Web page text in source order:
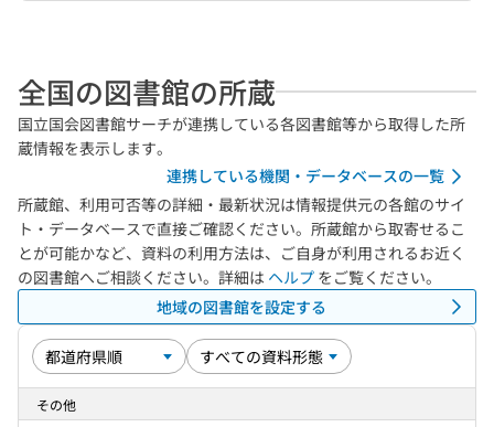
全国の図書館の所蔵
国立国会図書館サーチが連携している各図書館等から取得した所
蔵情報を表示します。
連携している機関・データベースの一覧
所蔵館、利用可否等の詳細・最新状況は情報提供元の各館のサイ
ト・データベースで直接ご確認ください。所蔵館から取寄せるこ
とが可能かなど、資料の利用方法は、ご自身が利用されるお近く
の図書館へご相談ください。詳細は ヘルプ をご覧ください。
地域の図書館を設定する
その他